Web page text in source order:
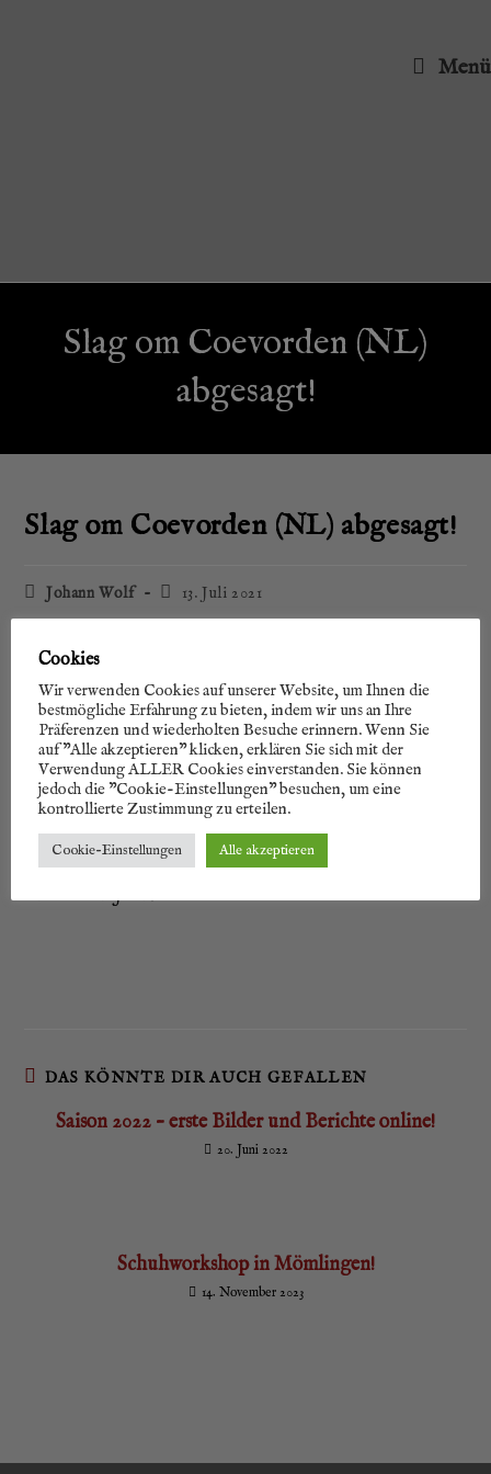
Menü
Slag om Coevor­den (NL)
abgesagt!
Slag om Coevor­den (NL) abgesagt!
Johann Wolf 13. Juli 2021
Auf Grund der unsi­che­ren Pan­de­mie­la­ge und
dem Anstieg der Fall­zah­len in den Nie­der­lan­den,
muss­te die Slag om Coevor­den, an wel­cher wir
vom 27. – 29.08.2021 teil­neh­men soll­ten, abge­sagt
wer­den. Die Orga­ni­sa­ti­on arbei­tet der­zeit an
einem neu­en Ter­min der Slag om Coevor­den im
nächs­ten Jahr.
DAS KÖNNTE DIR AUCH GEFALLEN
Sai­son 2022 – ers­te Bil­der und Berich­te online!
20. Juni 2022
Schuh­work­shop in Mömlingen!
14. November 2023
Cookies
Wir verwenden Cookies auf unserer Website, um Ihnen die
bestmögliche Erfahrung zu bieten, indem wir uns an Ihre
Präferenzen und wiederholten Besuche erinnern. Wenn Sie
auf "Alle akzeptieren" klicken, erklären Sie sich mit der
Verwendung ALLER Cookies einverstanden. Sie können
jedoch die "Cookie-Einstellungen" besuchen, um eine
kontrollierte Zustimmung zu erteilen.
Cookie-Einstellungen Alle akzeptieren